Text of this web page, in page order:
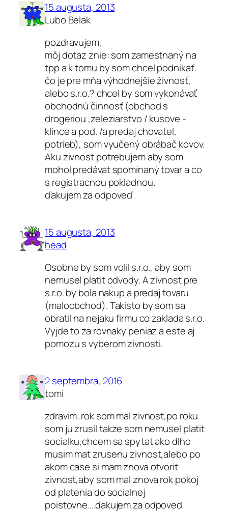
15 augusta, 2013
Lubo Belak
pozdravujem,
môj dotaz znie: som zamestnaný na
tpp a k tomu by som chcel podnikať.
čo je pre mňa výhodnejšie živnosť,
alebo s.r.o.? chcel by som vykonávať
obchodnú činnosť (obchod s
drogeriou ,zeleziarstvo / kusove -
klince a pod. /a predaj chovatel.
potrieb), som vyučený obrábač kovov.
Aku zivnost potrebujem aby som
mohol predávat spomínaný tovar a co
s registracnou pokladnou.
ďakujem za odpoveď
15 augusta, 2013
head
Osobne by som volil s.r.o., aby som
nemusel platit odvody. A zivnost pre
s.r.o. by bola nakup a predaj tovaru
(maloobchod). Takisto by som sa
obratil na nejaku firmu co zaklada s.r.o.
Vyjde to za rovnaky peniaz a este aj
pomozu s vyberom zivnosti.
2 septembra, 2016
tomi
zdravim..rok som mal zivnost,po roku
som ju zrusil takze som nemusel platit
socialku,chcem sa spytat ako dlho
musim mat zrusenu zivnost,alebo po
akom case si mam znova otvorit
zivnost,aby som mal znova rok pokoj
od platenia do socialnej
poistovne….dakujem za odpoved